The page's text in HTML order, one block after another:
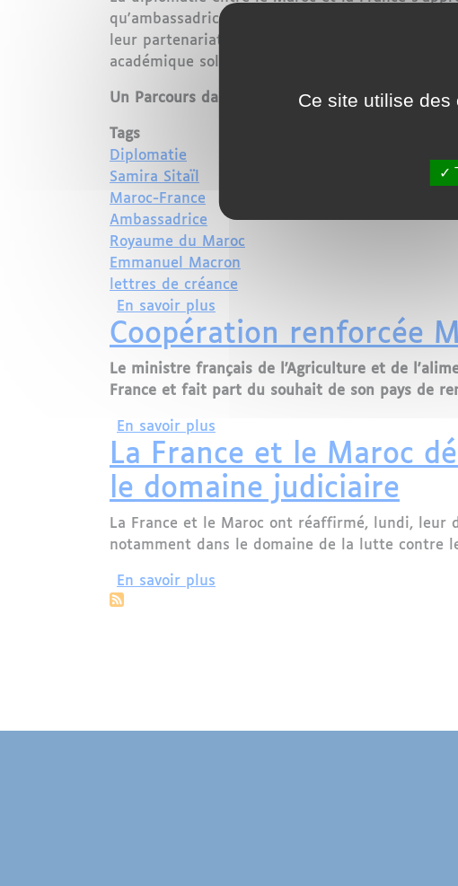
qu'ambassadrice du Maroc à Paris. Cette
leur partenariat après une période de
académique solide, ce qui laisse présager une
Un Parcours dans les Médias:
Tags
Diplomatie
Samira Sitaïl
Maroc-France
Ambassadrice
Royaume du Maroc
Emmanuel Macron
lettres de créance
En savoir plus
Coopération renforcée
Le ministre français de l'Agriculture et de
France et fait part du souhait de son pays de
En savoir plus
La France et le Maroc
le domaine judiciaire
La France et le Maroc ont réaffirmé, lundi,
notamment dans le domaine de la lutte contre
En savoir plus
Ce site utilise